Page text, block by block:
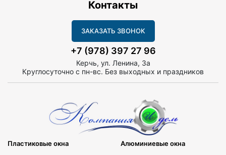
Контакты
ЗАКАЗАТЬ ЗВОНОК
+7 (978) 397 27 96
Керчь, ул. Ленина, 3а
Круглосуточно с пн-вс. Без выходных и праздников
Пластиковые окна Алюминиевые окна